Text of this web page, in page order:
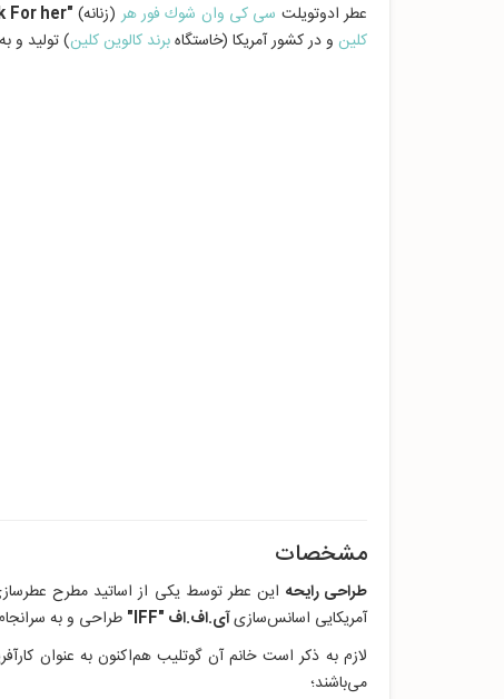
عطر ادوتویلت سی کی وان شوك فور هر(زنانه) "CK One Shock For her"
کلین و در کشور آمریکا (خاستگاهبرند کالوین کلین) تولید و
مشخصات
طراحی رایحه این عطر توسط یکی از اساتید مطرح
آمریکایی اسانس‌سازیآی.اف.اف "IFF"
طراحی و به
لازم به ذکر است خانم آن گوتلیب هم‌اکنون به عنوان
می‌باشند؛